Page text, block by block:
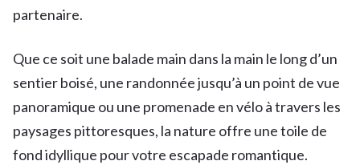
partenaire.
Que ce soit une balade main dans la main le long d’un
sentier boisé, une randonnée jusqu’à un point de vue
panoramique ou une promenade en vélo à travers les
paysages pittoresques, la nature offre une toile de
fond idyllique pour votre escapade romantique.